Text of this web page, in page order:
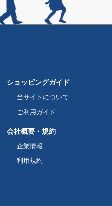
ショッピングガイド
当サイトについて
ご利用ガイド
会社概要・規約
企業情報
利用規約